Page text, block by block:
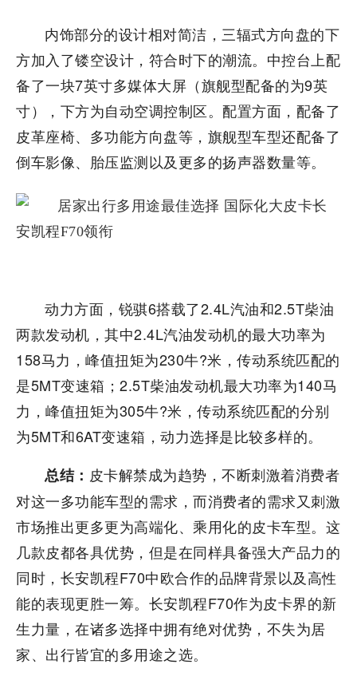
内饰部分的设计相对简洁，三辐式方向盘的下
方加入了镂空设计，符合时下的潮流。中控台上配
备了一块7英寸多媒体大屏（旗舰型配备的为9英
寸），下方为自动空调控制区。配置方面，配备了
皮革座椅、多功能方向盘等，旗舰型车型还配备了
倒车影像、胎压监测以及更多的扬声器数量等。
动力方面，锐骐6搭载了2.4L汽油和2.5T柴油
两款发动机，其中2.4L汽油发动机的最大功率为
158马力，峰值扭矩为230牛?米，传动系统匹配的
是5MT变速箱；2.5T柴油发动机最大功率为140马
力，峰值扭矩为305牛?米，传动系统匹配的分别
为5MT和6AT变速箱，动力选择是比较多样的。
总结： 皮卡解禁成为趋势，不断刺激着消费者
对这一多功能车型的需求，而消费者的需求又刺激
市场推出更多更为高端化、乘用化的皮卡车型。这
几款皮都各具优势，但是在同样具备强大产品力的
同时，长安凯程F70中欧合作的品牌背景以及高性
能的表现更胜一筹。长安凯程F70作为皮卡界的新
生力量，在诸多选择中拥有绝对优势，不失为居
家、出行皆宜的多用途之选。